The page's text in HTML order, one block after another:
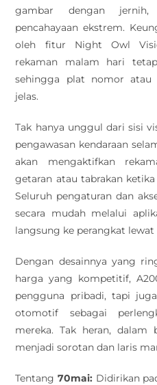
gambar dengan
pencahayaan ekstrem.
oleh fitur Night Owl
rekaman malam hari
sehingga plat nomor
jelas.
Tak hanya unggul dari sisi
pengawasan kendaraan
akan mengaktifkan
getaran atau tabrakan
Seluruh pengaturan dan
secara mudah melalui
langsung ke perangkat lewat
Dengan desainnya yang
harga yang kompetitif,
pengguna pribadi, tapi
otomotif sebagai
mereka. Tak heran, dalam
menjadi sorotan dan laris
Tentang 70mai: Didirikan